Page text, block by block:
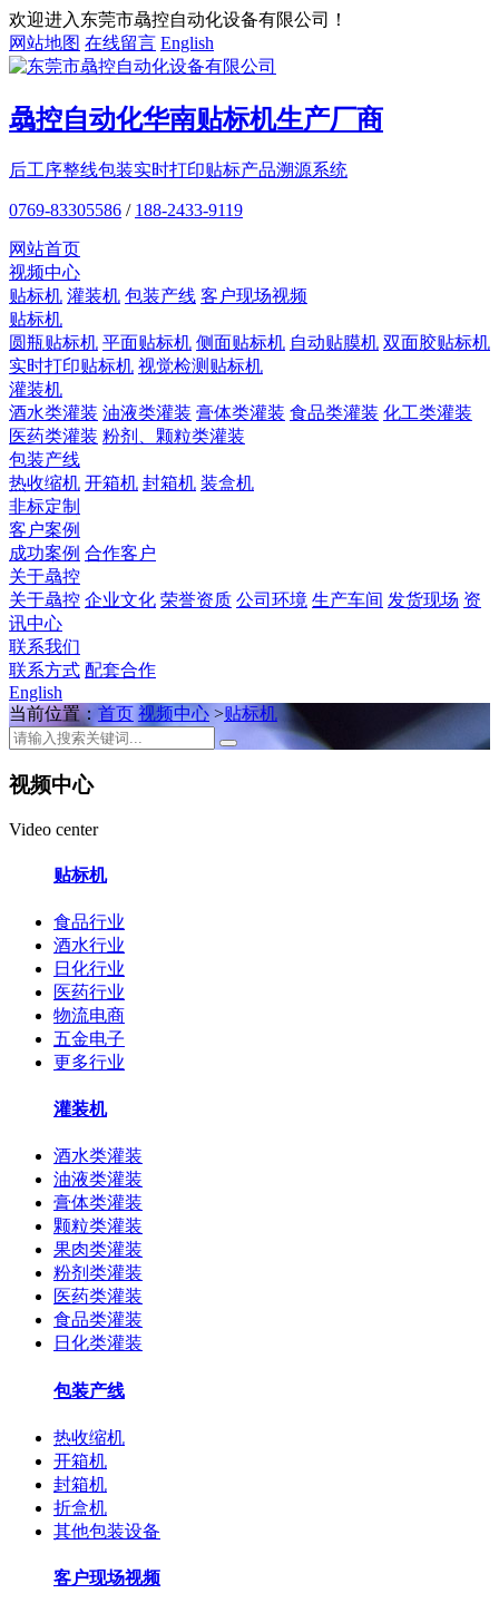
欢迎进入东莞市骉控自动化设备有限公司！
网站地图 在线留言 English
骉控自动化华南贴标机生产厂商
后工序整线包装实时打印贴标产品溯源系统
0769-83305586 / 188-2433-9119
网站首页
视频中心
贴标机 灌装机 包装产线 客户现场视频
贴标机
圆瓶贴标机 平面贴标机 侧面贴标机 自动贴膜机 双面胶贴标机
实时打印贴标机 视觉检测贴标机
灌装机
酒水类灌装 油液类灌装 膏体类灌装 食品类灌装 化工类灌装
医药类灌装 粉剂、颗粒类灌装
包装产线
热收缩机 开箱机 封箱机 装盒机
非标定制
客户案例
成功案例 合作客户
关于骉控
关于骉控 企业文化 荣誉资质 公司环境 生产车间 发货现场 资
讯中心
联系我们
联系方式 配套合作
English
当前位置： 首页 视频中心 >贴标机
视频中心
Video center
贴标机
食品行业
酒水行业
日化行业
医药行业
物流电商
五金电子
更多行业
灌装机
酒水类灌装
油液类灌装
膏体类灌装
颗粒类灌装
果肉类灌装
粉剂类灌装
医药类灌装
食品类灌装
日化类灌装
包装产线
热收缩机
开箱机
封箱机
折盒机
其他包装设备
客户现场视频